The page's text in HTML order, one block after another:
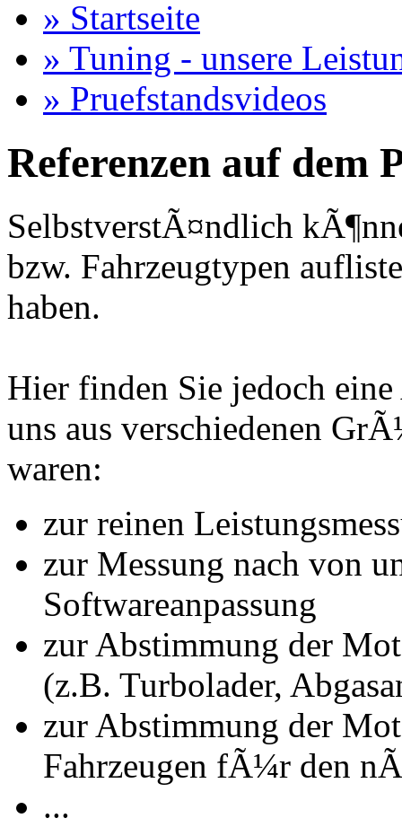
» Startseite
» Tuning - unsere
» Pruefstandsvideos
Referenzen auf dem
SelbstverstÃ¤ndlich
bzw. Fahrzeugtypen
haben.
Hier finden Sie jedoch
uns aus verschiedenen
waren:
zur reinen
zur Messung nach von
Softwareanpassung
zur Abstimmung der
(z.B. Turbolader,
zur Abstimmung der
Fahrzeugen fÃ¼r den
...